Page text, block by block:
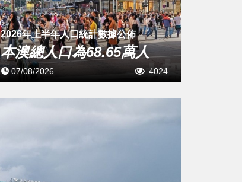
2026年上半年人口統計數據公佈
本澳總人口為68.65萬人
07/08/2026 4024